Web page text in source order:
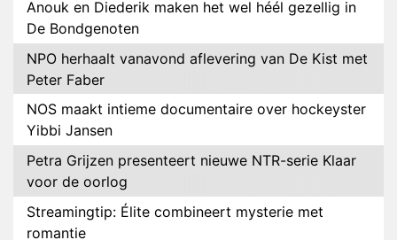
Anouk en Diederik maken het wel héél gezellig in
De Bondgenoten
NPO herhaalt vanavond aflevering van De Kist met
Peter Faber
NOS maakt intieme documentaire over hockeyster
Yibbi Jansen
Petra Grijzen presenteert nieuwe NTR-serie Klaar
voor de oorlog
Streamingtip: Élite combineert mysterie met
romantie